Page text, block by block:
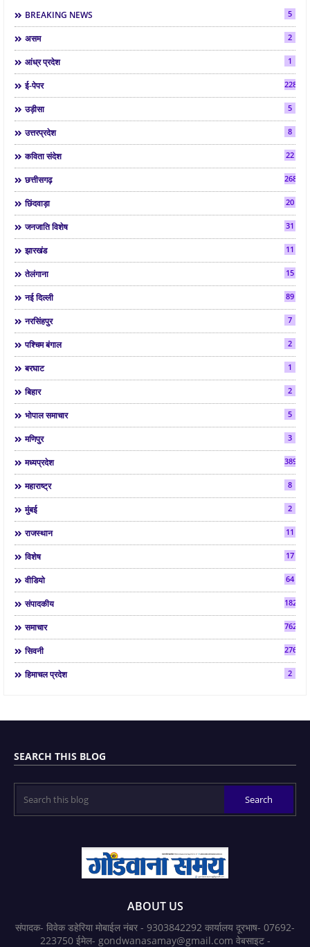
BREAKING NEWS 5
असम 2
आंध्र प्रदेश 1
ई-पेपर 2286
उड़ीसा 5
उत्तरप्रदेश 8
कविता संदेश 22
छत्तीसगढ़ 268
छिंदवाड़ा 20
जनजाति विशेष 31
झारखंड 11
तेलंगाना 15
नई दिल्ली 89
नरसिंहपुर 7
पश्चिम बंगाल 2
बरघाट 1
बिहार 2
भोपाल समाचार 5
मणिपुर 3
मध्यप्रदेश 3892
महाराष्ट्र 8
मुंबई 2
राजस्थान 11
विशेष 17
वीडियो 64
संपादकीय 182
समाचार 7624
सिवनी 2763
हिमाचल प्रदेश 2
SEARCH THIS BLOG
ABOUT US
संपादक- विवेक डहेरिया मोबाईल नंबर - 9303842292 कार्यालय दूरभाष- 07692-
223750 ईमेल- gondwanasamay@gmail.com वेबसाइट -